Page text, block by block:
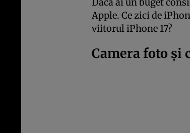
Apple. Ce zici de
viitorul iPhone 17?
Camera foto